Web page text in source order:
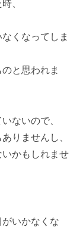
、
くなってしま
と思われま
ないので、
りませんし、
かもしれませ
いかなくな